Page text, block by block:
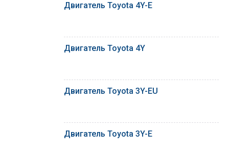
Двигатель Toyota 4Y-E
Двигатель Toyota 4Y
Двигатель Toyota 3Y-EU
Двигатель Toyota 3Y-E